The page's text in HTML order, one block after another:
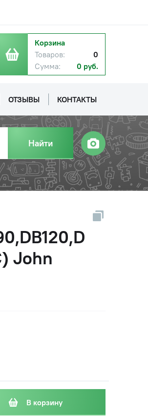
Корзина
Товаров:
0
Сумма:
0 руб.
ОТЗЫВЫ КОНТАКТЫ
Найти
John
В корзину